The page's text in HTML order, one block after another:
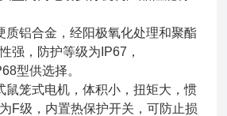
质铝合金，经阳极氧化处理和聚酯
强，防护等级为IP67，
型供选择。
鼠笼式电机，体积小，扭矩大，惯
F级，内置热保护开关，可防止损